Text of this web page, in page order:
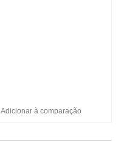
Adicionar à comparação